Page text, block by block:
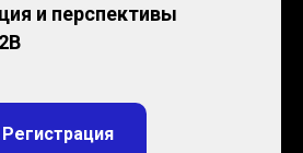
и перспективы
Регистрация